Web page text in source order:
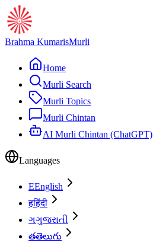
Brahma KumarisMurli
Home
Murli Search
Murli Topics
Murli Chintan
AI Murli Chintan (ChatGPT)
Languages
EEnglish
हहिंदी
ગગુજરાતી
తతెలుగు